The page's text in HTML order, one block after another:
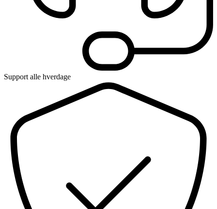
Support alle hverdage